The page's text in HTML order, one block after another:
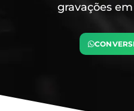
gravações